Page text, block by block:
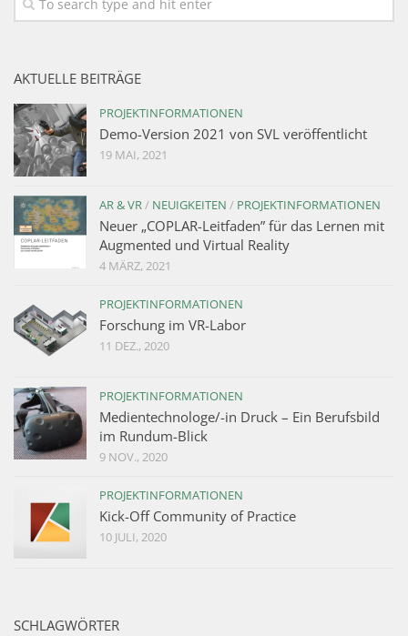
AKTUELLE BEITRÄGE
PROJEKTINFORMATIONEN
Demo-Version 2021 von SVL veröffentlicht
19 MAI, 2021
AR & VR/ NEUIGKEITEN / PROJEKTINFORMATIONEN
Neuer „COPLAR-Leitfaden” für das Lernen mit
Augmented und Virtual Reality
4 MÄRZ, 2021
PROJEKTINFORMATIONEN
Forschung im VR-Labor
11 DEZ., 2020
PROJEKTINFORMATIONEN
Medientechnologe/-in Druck – Ein Berufsbild
im Rundum-Blick
9 NOV., 2020
PROJEKTINFORMATIONEN
Kick-Off Community of Practice
10 JULI, 2020
SCHLAGWÖRTER